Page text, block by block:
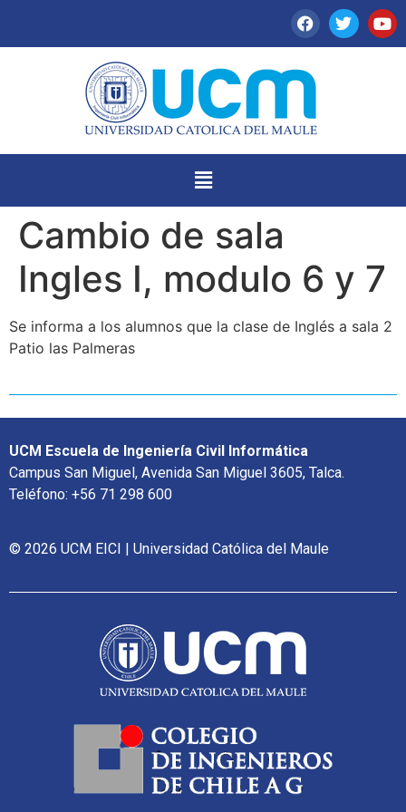
Cambio de sala
Ingles I, modulo 6 y 7
Se informa a los alumnos que la clase de Inglés a sala 2
Patio las Palmeras
UCM Escuela de Ingeniería Civil Informática
Campus San Miguel, Avenida San Miguel 3605, Talca.
Teléfono: +56 71 298 600
© 2026 UCM EICI | Universidad Católica del Maule